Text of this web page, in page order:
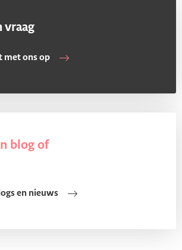
vraag
met ons op
blog of
en nieuws